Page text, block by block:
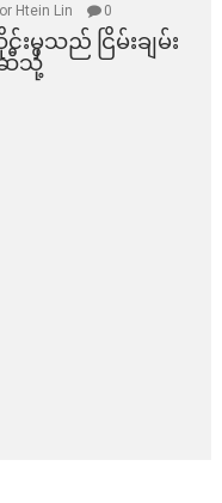
Htein Lin 0
းမှသည် ငြိမ်းချမ်း
ဆီသို့